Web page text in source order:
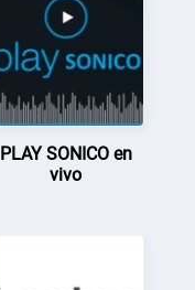
PLAY SONICO en
vivo